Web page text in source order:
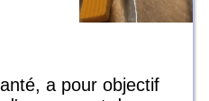
a pour objectif